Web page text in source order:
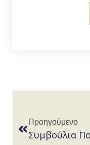
Προηγούμενο